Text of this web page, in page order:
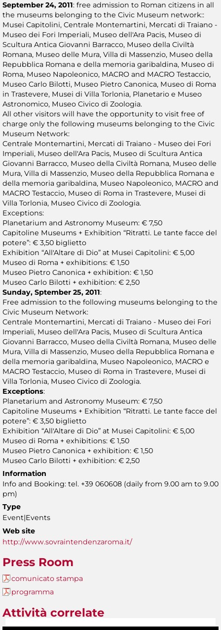
September 24, 2011: free admission to Roman citizens in all
the museums belonging to the Civic Museum network::
Musei Capitolini, Centrale Montemartini, Mercati di Traiano -
Museo dei Fori Imperiali, Museo dell'Ara Pacis, Museo di
Scultura Antica Giovanni Barracco, Museo della Civiltà
Romana, Museo delle Mura, Villa di Massenzio, Museo della
Repubblica Romana e della memoria garibaldina, Museo di
Roma, Museo Napoleonico, MACRO and MACRO Testaccio,
Museo Carlo Bilotti, Museo Pietro Canonica, Museo di Roma
in Trastevere, Musei di Villa Torlonia, Planetario e Museo
Astronomico, Museo Civico di Zoologia.
All other visitors will have the opportunity to visit free of
charge only the following museums belonging to the Civic
Museum Network:
Centrale Montemartini, Mercati di Traiano - Museo dei Fori
Imperiali, Museo dell'Ara Pacis, Museo di Scultura Antica
Giovanni Barracco, Museo della Civiltà Romana, Museo delle
Mura, Villa di Massenzio, Museo della Repubblica Romana e
della memoria garibaldina, Museo Napoleonico, MACRO and
MACRO Testaccio, Museo di Roma in Trastevere, Musei di
Villa Torlonia, Museo Civico di Zoologia.
Exceptions:
Planetarium and Astronomy Museum: € 7,50
Capitoline Museums + Exhibition “Ritratti. Le tante facce del
potere”: € 3,50 biglietto
Exhibition “All'Altare di Dio” at Musei Capitolini: € 5,00
Museo di Roma + exhibitions: € 1,50
Museo Pietro Canonica + exhibition: € 1,50
Museo Carlo Bilotti + exhibition: € 2,50
Sunday, Sptember 25, 2011:
Free admission to the following museums belonging to the
Civic Museum Network:
Centrale Montemartini, Mercati di Traiano - Museo dei Fori
Imperiali, Museo dell'Ara Pacis, Museo di Scultura Antica
Giovanni Barracco, Museo della Civiltà Romana, Museo delle
Mura, Villa di Massenzio, Museo della Repubblica Romana e
della memoria garibaldina, Museo Napoleonico, MACRO e
MACRO Testaccio, Museo di Roma in Trastevere, Musei di
Villa Torlonia, Museo Civico di Zoologia.
Exceptions:
Planetarium and Astronomy Museum: € 7,50
Capitoline Museums + Exhibition “Ritratti. Le tante facce del
potere”: € 3,50 biglietto
Exhibition “All'Altare di Dio” at Musei Capitolini: € 5,00
Museo di Roma + exhibitions: € 1,50
Museo Pietro Canonica + exhibition: € 1,50
Museo Carlo Bilotti + exhibition: € 2,50
Information
Info and Booking: tel. +39 060608 (daily from 9.00 am to 9.00
pm)
Type
Event|Events
Web site
http://www.sovraintendenzaroma.it/
Press Room
comunicato stampa
programma
Attività correlate